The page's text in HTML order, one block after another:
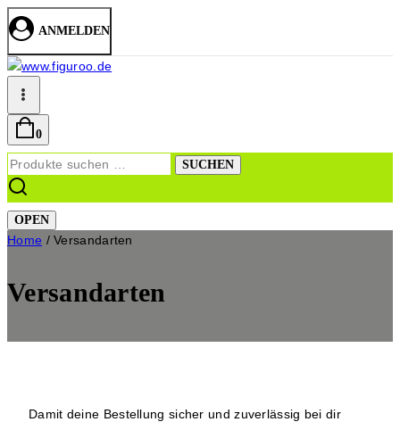
ANMELDEN
0
Suchen
nach:
SUCHEN
OPEN
Home / Versandarten
Versandarten
Damit deine Bestellung sicher und zuverlässig bei dir